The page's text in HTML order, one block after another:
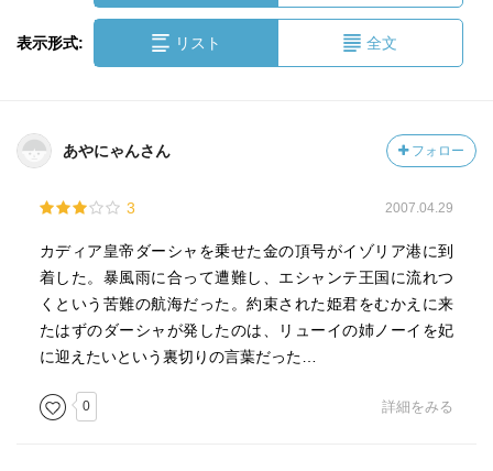
表示形式: リスト 全文
あやにゃんさん フォロー
3 2007.04.29
カディア皇帝ダーシャを乗せた金の頂号がイゾリア港に到
着した。暴風雨に合って遭難し、エシャンテ王国に流れつ
くという苦難の航海だった。約束された姫君をむかえに来
たはずのダーシャが発したのは、リューイの姉ノーイを妃
に迎えたいという裏切りの言葉だった…
0 詳細をみる